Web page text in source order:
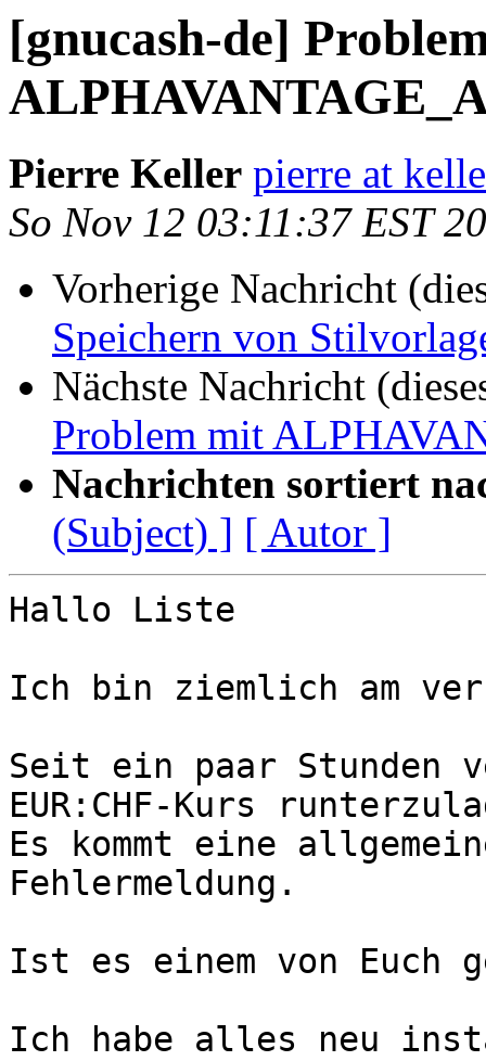
[gnucash-de]
Pierre Keller pierre at
So Nov 12 03:11:37 EST
Vorherige Nachricht
Speichern von
Nächste Nachricht
Problem mit
Nachrichten sortiert
(Subject) ] [ Autor ]
Hallo Liste
Ich bin ziemlich am
Seit ein paar Stunden
EUR:CHF-Kurs
Es kommt eine
Fehlermeldung.
Ist es einem von Euch
Ich habe alles neu